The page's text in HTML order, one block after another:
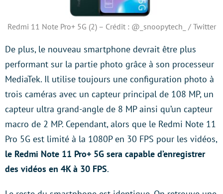
Redmi 11 Note Pro+ 5G (2) – Crédit : @_snoopytech_ / Twitter
De plus, le nouveau smartphone devrait être plus
performant sur la partie photo grâce à son processeur
MediaTek. Il utilise toujours une configuration photo à
trois caméras avec un capteur principal de 108 MP, un
capteur ultra grand-angle de 8 MP ainsi qu’un capteur
macro de 2 MP. Cependant, alors que le Redmi Note 11
Pro 5G est limité à la 1080P en 30 FPS pour les vidéos,
le Redmi Note 11 Pro+ 5G sera capable d’enregistrer
des vidéos en 4K à 30 FPS.